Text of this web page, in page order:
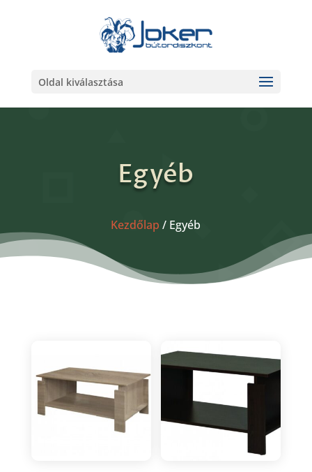
Oldal kiválasztása
Egyéb
Kezdőlap / Egyéb